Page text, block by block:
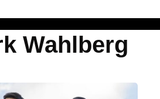
Wahlberg